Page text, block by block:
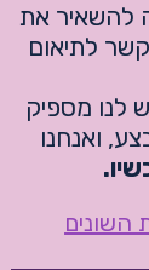
להשאיר את
לתיאום
לנו מספיק
ואנחנו
השונים